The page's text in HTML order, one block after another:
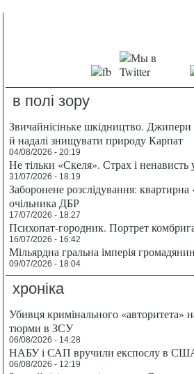
в полі зору
Звичайнісіньке шкідництво. Джипери
й надалі знищувати природу Карпат
04/08/2026 - 20:19
Не тільки «Скеля». Страх і
31/07/2026 - 18:19
Заборонене розслідування:
очільника ДБР
17/07/2026 - 18:27
Психопат-городник. Портрет
16/07/2026 - 16:42
Мільярдна гральна імперія
09/07/2026 - 18:04
хроніка
Убивця кримінального «авторитета»
тюрми в ЗСУ
06/08/2026 - 14:28
НАБУ і САП вручили експослу в США
06/08/2026 - 12:19